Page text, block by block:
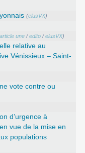
(elusVX)
article une /edito /elusVX)
relative au
Vénissieux – Saint-
vote contre ou
d’urgence à
vue de la mise en
populations